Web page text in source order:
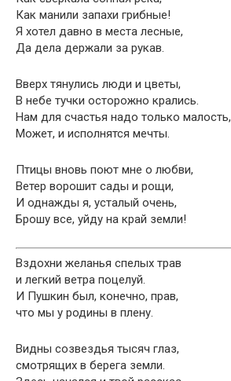
Как манили запахи грибные!
Я хотел давно в места лесные,
Да дела держали за рукав.
Вверх тянулись люди и цветы,
В небе тучки осторожно крались.
Нам для счастья надо только малость,
Может, и исполнятся мечты.
Птицы вновь поют мне о любви,
Ветер ворошит сады и рощи,
И однажды я, усталый очень,
Брошу все, уйду на край земли!
Вздохни желанья спелых трав
и легкий ветра поцелуй.
И Пушкин был, конечно, прав,
что мы у родины в плену.
Видны созвездья тысяч глаз,
смотрящих в берега земли.